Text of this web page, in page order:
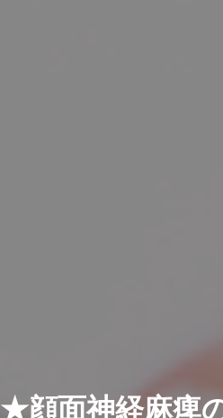
★顔面神経麻痺